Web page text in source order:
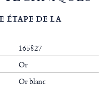
ÉTAPE DE LA
165827
Or
Or blanc